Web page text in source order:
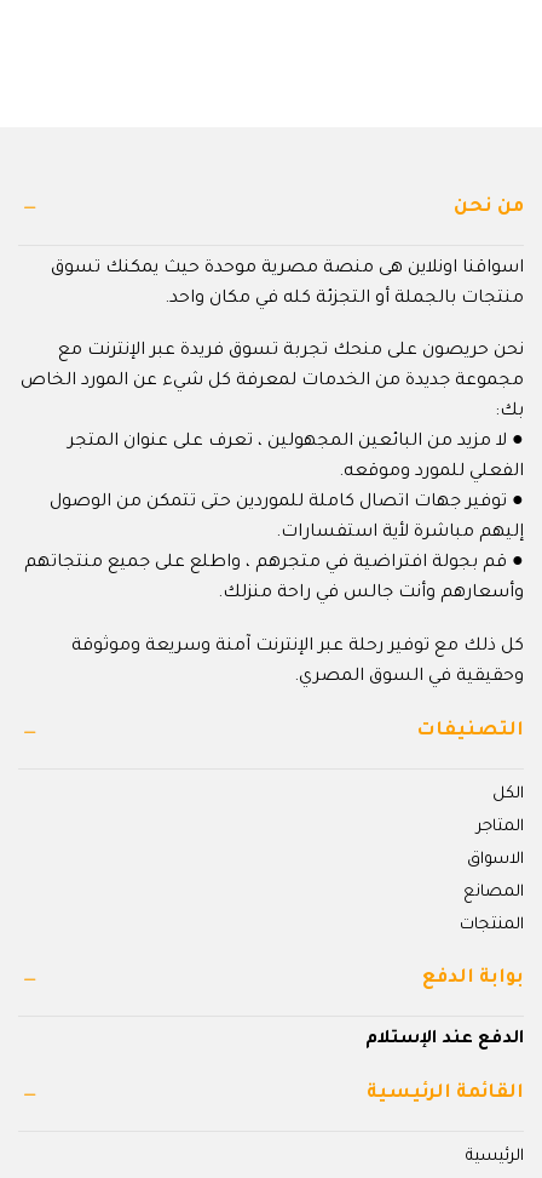
من نحن
اسواقنا اونلاين هى منصة مصرية موحدة حيث يمكنك تسوق
منتجات بالجملة أو التجزئة كله في مكان واحد.
نحن حريصون على منحك تجربة تسوق فريدة عبر الإنترنت مع
مجموعة جديدة من الخدمات لمعرفة كل شيء عن المورد الخاص
بك:
● لا مزيد من البائعين المجهولين ، تعرف على عنوان المتجر
الفعلي للمورد وموقعه.
● توفير جهات اتصال كاملة للموردين حتى تتمكن من الوصول
إليهم مباشرة لأية استفسارات.
● قم بجولة افتراضية في متجرهم ، واطلع على جميع منتجاتهم
وأسعارهم وأنت جالس في راحة منزلك.
كل ذلك مع توفير رحلة عبر الإنترنت آمنة وسريعة وموثوقة
وحقيقية في السوق المصري.
التصنيفات
الكل
المتاجر
الاسواق
المصانع
المنتجات
بوابة الدفع
الدفع عند الإستلام
القائمة الرئيسية
الرئيسية